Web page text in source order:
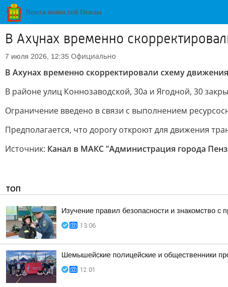
В Ахунах временно
7 июля 2026, 12:35 Официально
В Ахунах временно скорректировали схему движения
В районе улиц Коннозаводской, 30а и Ягодной, 30
Ограничение введено в связи с выполнением
Предполагается, что дорогу откроют для движения
Источник: Канал в МАКС "Администрация города
ТОП
Изучение правил безопасности и знакомство с
13:06
Шемышейские полицейские и общественники
12:01